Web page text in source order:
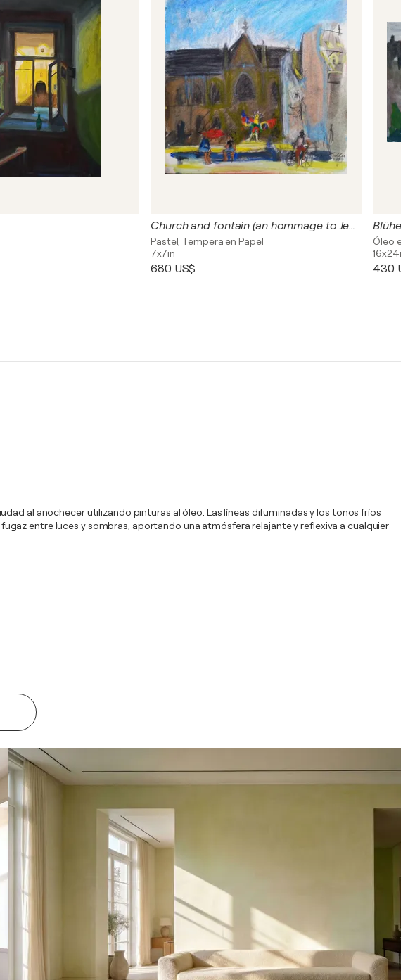
Church and fontain (an hommage to Jean Tinguely and Niki de Saint Phalle)
Pastel, Tempera en Papel
7x7in
680 US$
Óleo en
16x24in
430
al anochecer utilizando pinturas al óleo. Las líneas difuminadas y los tonos fríos
entre luces y sombras, aportando una atmósfera relajante y reflexiva a cualquier